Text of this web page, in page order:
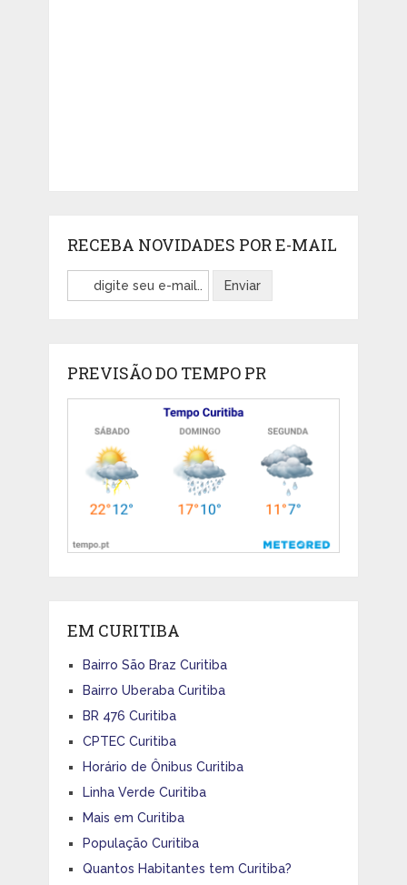
RECEBA NOVIDADES POR E-MAIL
PREVISÃO DO TEMPO PR
EM CURITIBA
Bairro São Braz Curitiba
Bairro Uberaba Curitiba
BR 476 Curitiba
CPTEC Curitiba
Horário de Ônibus Curitiba
Linha Verde Curitiba
Mais em Curitiba
População Curitiba
Quantos Habitantes tem Curitiba?